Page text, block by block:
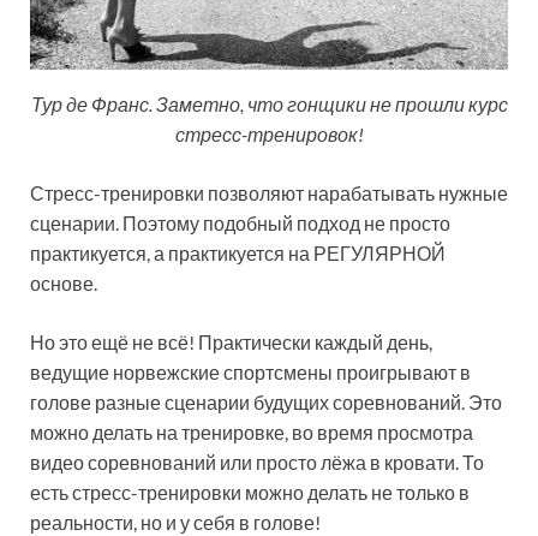
Тур де Франс. Заметно, что гонщики не прошли курс
стресс-тренировок!
Стресс-тренировки позволяют нарабатывать нужные
сценарии. Поэтому подобный подход не просто
практикуется, а практикуется на РЕГУЛЯРНОЙ
основе.
Но это ещё не всё! Практически каждый день,
ведущие норвежские спортсмены проигрывают в
голове разные сценарии будущих соревнований. Это
можно делать на тренировке, во время просмотра
видео соревнований или просто лёжа в кровати. То
есть стресс-тренировки можно делать не только в
реальности, но и у себя в голове!